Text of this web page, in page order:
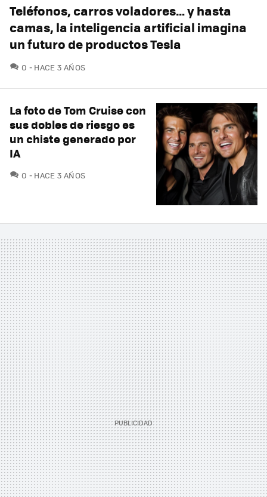
Teléfonos, carros voladores… y hasta
camas, la inteligencia artificial imagina
un futuro de productos Tesla
0 COMENTARIOS
HACE 3 AÑOS
La foto de Tom Cruise con
sus dobles de riesgo es
un chiste generado por
IA
0 COMENTARIOS
HACE 3 AÑOS